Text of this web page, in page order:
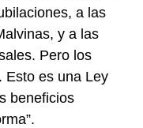
a las
y a las
Pero los
Esto es una Ley
beneficios